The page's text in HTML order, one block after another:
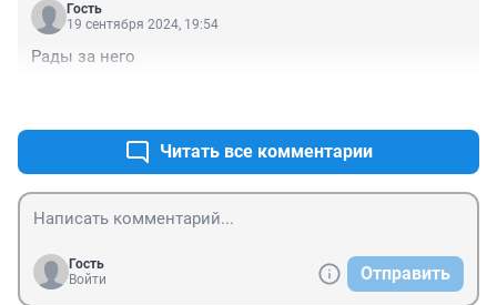
Гость
19 сентября 2024, 19:54
Рады за него
Читать все комментарии
Гость
Войти
Отправить